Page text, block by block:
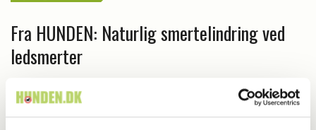
Fra HUNDEN: Naturlig smertelindring ved
ledsmerter